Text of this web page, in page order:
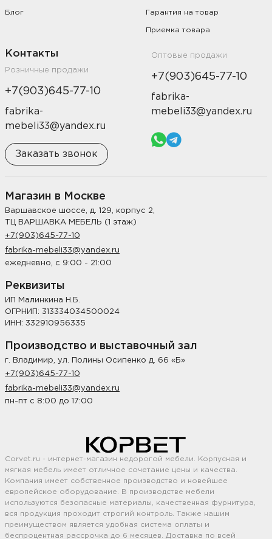
Блог Гарантия на товар
Приемка товара
Контакты
Розничные продажи
+7(903)645-77-10
fabrika-
mebeli33@yandex.ru
Заказать звонок
Оптовые продажи
+7(903)645-77-10
fabrika-
mebeli33@yandex.ru
Магазин в Москве
Варшавское шоссе, д. 129, корпус 2,
ТЦ ВАРШАВКА МЕБЕЛЬ (1 этаж)
+7(903)645-77-10
fabrika-mebeli33@yandex.ru
ежедневно, с 9:00 - 21:00
Реквизиты
ИП Малинкина Н.Б.
ОГРНИП: 313334034500024
ИНН: 332910956335
Производство и выставочный зал
г. Владимир, ул. Полины Осипенко д. 66 «Б»
+7(903)645-77-10
fabrika-mebeli33@yandex.ru
пн-пт с 8:00 до 17:00
Corvet.ru - интернет-магазин недорогой мебели. Корпусная и
мягкая мебель имеет отличное сочетание цены и качества.
Компания имеет собственное производство и новейшее
европейское оборудование. В производстве мебели
используются безопасные материалы, качественная фурнитура,
вся продукция проходит строгий контроль. Также нашим
преимуществом является удобная система оплаты и
беспроцентная рассрочка до 6 месяцев. Доставка по всей